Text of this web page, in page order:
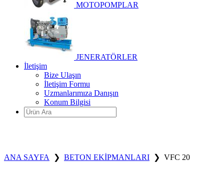
MOTOPOMPLAR
JENERATÖRLER
İletişim
Bize Ulaşın
İletişim Formu
Uzmanlarımıza Danışın
Konum Bilgisi
ANA SAYFA ❯ BETON EKİPMANLARI ❯ VFC 20